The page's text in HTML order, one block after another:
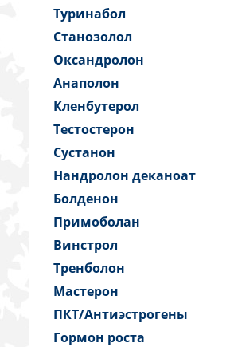
Туринабол
Станозолол
Оксандролон
Анаполон
Кленбутерол
Тестостерон
Сустанон
Нандролон деканоат
Болденон
Примоболан
Винстрол
Тренболон
Мастерон
ПКТ/Антиэстрогены
Гормон роста